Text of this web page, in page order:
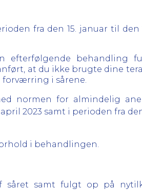
fra den 15. januar til den
efterfølgende behandling
at du ikke brugte dine
forværring i sårene.
normen for almindelig
2023 samt i perioden fra
i behandlingen.
såret samt fulgt op på